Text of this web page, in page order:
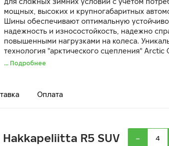
мощных, высоких и крупногабаритных
Шины обеспечивают оптимальную
надежность и износостойкость, надежно
повышенными нагрузками на колеса.
технология "арктического сцепления" Arctic
лучшие в своем классе характеристики
... Подробнее
Оплата
R5 SUV -